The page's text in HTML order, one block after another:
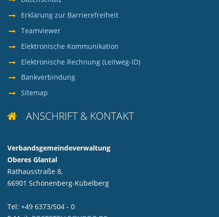
Erklärung zur Barrierefreiheit
Teamviewer
Elektronische Kommunikation
Elektronische Rechnung (Leitweg-ID)
Bankverbindung
Sitemap
 ANSCHRIFT & KONTAKT
Verbandsgemeindeverwaltung
Oberes Glantal
Rathausstraße 8,
66901 Schönenberg-Kübelberg
Tel: +49 6373/504 - 0